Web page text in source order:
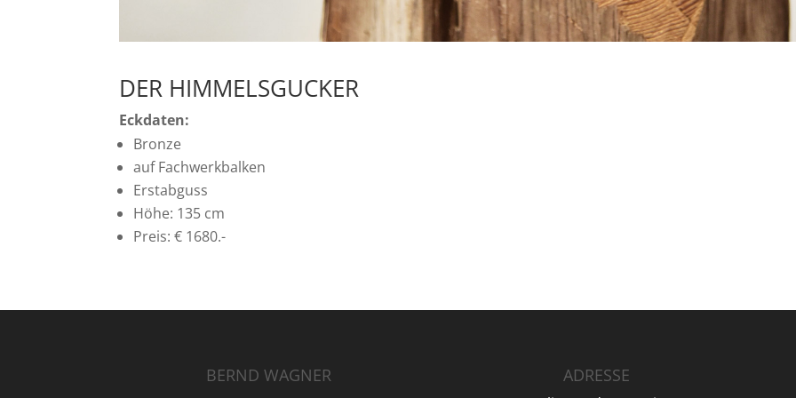
DER HIMMELSGUCKER
Eckdaten:
Bronze
auf Fachwerkbalken
Erstabguss
Höhe: 135 cm
Preis: € 1680.-
BERND WAGNER ADRESSE